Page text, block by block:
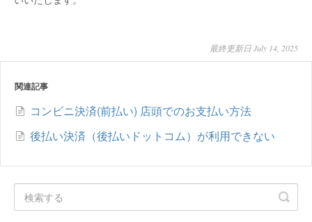
最終更新日 July 14, 2025
関連記事
コンビニ決済(前払い) 店頭でのお支払い方法
後払い決済（後払いドットコム）が利用できない